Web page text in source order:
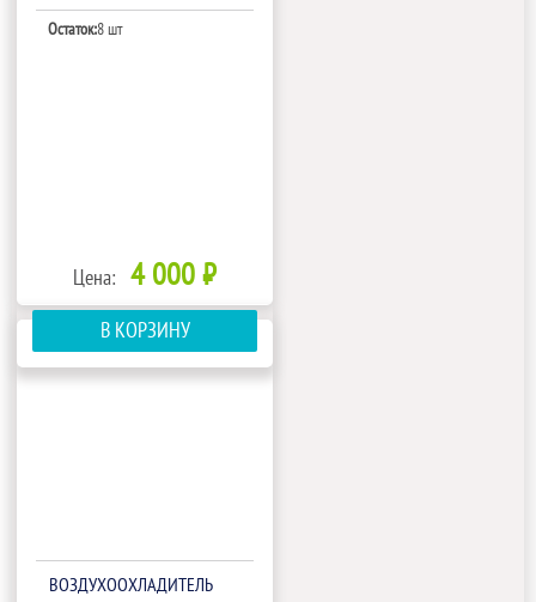
Остаток:8 шт
Цена: 4 000 ₽
В КОРЗИНУ
ВОЗДУХООХЛАДИТЕЛЬ